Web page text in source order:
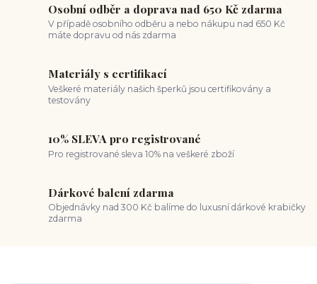
Osobní odběr a doprava nad 650 Kč zdarma
V případě osobního odběru a nebo nákupu nad 650 Kč
máte dopravu od nás zdarma
Materiály s certifikací
Veškeré materiály našich šperků jsou certifikovány a
testovány
10% SLEVA pro registrované
Pro registrované sleva 10% na veškeré zboží
Dárkové balení zdarma
Objednávky nad 300 Kč balíme do luxusní dárkové krabičky
zdarma